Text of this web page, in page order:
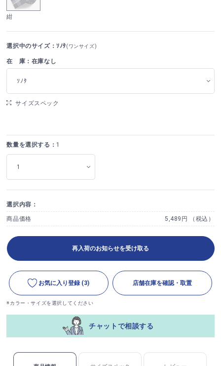
紺
選択中のサイズ：ｿﾉﾀ(ワンサイズ)
在 庫：在庫なし
ｿﾉﾀ
サイズスペック
数量を選択する： 1
選択内容：
商品価格 5,489円 （税込）
再入荷のお知らせを受け取る
お気に入り登録 (3) 店舗在庫を確認・取置
※カラー・サイズを選択してください
チャットで相談する